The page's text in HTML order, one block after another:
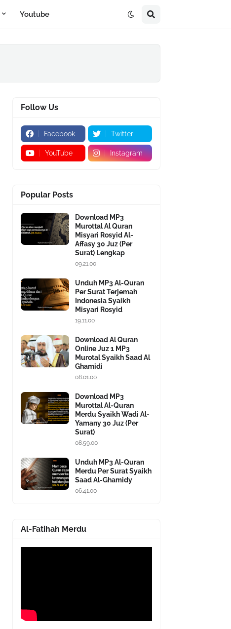
Youtube
Follow Us
Facebook Twitter
YouTube Instagram
Popular Posts
Download MP3
Murottal Al Quran
Misyari Rosyid Al-
Affasy 30 Juz (Per
Surat) Lengkap
09.21.00
Unduh MP3 Al-Quran
Per Surat Terjemah
Indonesia Syaikh
Misyari Rosyid
19.11.00
Download Al Quran
Online Juz 1 MP3
Murotal Syaikh Saad Al
Ghamidi
08.01.00
Download MP3
Murottal Al-Quran
Merdu Syaikh Wadi Al-
Yamany 30 Juz (Per
Surat)
08.59.00
Unduh MP3 Al-Quran
Merdu Per Surat Syaikh
Saad Al-Ghamidy
06.41.00
Al-Fatihah Merdu